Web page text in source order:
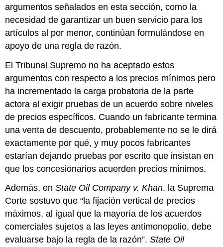
argumentos señalados en esta sección, como la
necesidad de garantizar un buen servicio para los
artículos al por menor, continúan formulándose en
apoyo de una regla de razón.
El Tribunal Supremo no ha aceptado estos
argumentos con respecto a los precios mínimos pero
ha incrementado la carga probatoria de la parte
actora al exigir pruebas de un acuerdo sobre niveles
de precios específicos. Cuando un fabricante termina
una venta de descuento, probablemente no se le dirá
exactamente por qué, y muy pocos fabricantes
estarían dejando pruebas por escrito que insistan en
que los concesionarios acuerden precios mínimos.
Además, enState Oil Company v. Khan, la Suprema
Corte sostuvo que “la fijación vertical de precios
máximos, al igual que la mayoría de los acuerdos
comerciales sujetos a las leyes antimonopolio, debe
evaluarse bajo la regla de la razón”.State Oil